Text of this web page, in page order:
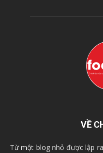
VỀ
Từ một blog nhỏ được lập